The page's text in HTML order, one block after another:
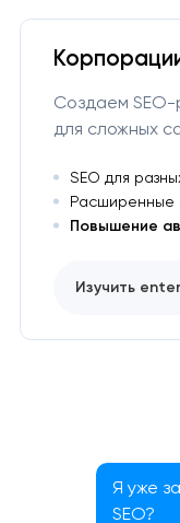
Создаем
для сложных
SEO для
Расширенные
Повышение
Изучить
Я уже
SEO?